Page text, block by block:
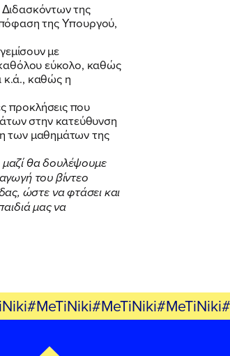
της
της Υπουργού,
με
εύκολο, καθώς
κ.ά., καθώς η
προκλήσεις που
στην κατεύθυνση
των μαθημάτων της
θα δουλέψουμε
του βίντεο
ώστε να φτάσει και
μας να